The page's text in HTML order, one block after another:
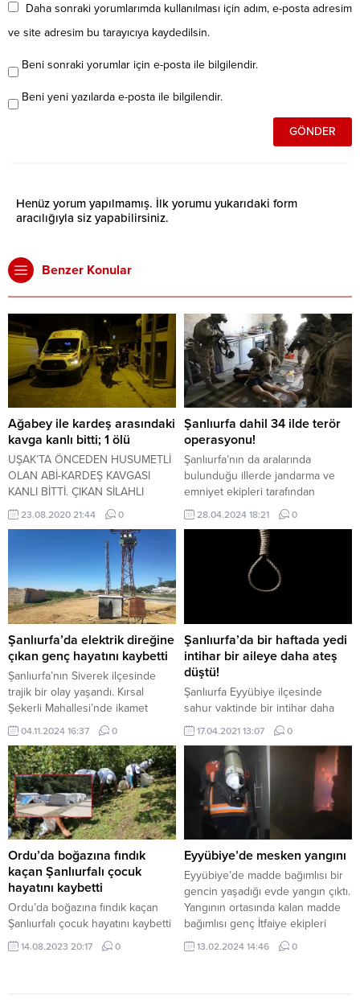
Daha sonraki yorumlarımda kullanılması için adım, e-posta adresim
ve site adresim bu tarayıcıya kaydedilsin.
Beni sonraki yorumlar için e-posta ile bilgilendir.
Beni yeni yazılarda e-posta ile bilgilendir.
Henüz yorum yapılmamış. İlk yorumu yukarıdaki form
aracılığıyla siz yapabilirsiniz.
Benzer Konular
Ağabey ile kardeş arasındaki
kavga kanlı bitti; 1 ölü
UŞAK’TA ÖNCEDEN HUSUMETLİ
OLAN ABİ-KARDEŞ KAVGASI
KANLI BİTTİ. ÇIKAN SİLAHLI
KAVGADA ABİ, KARDEŞİNİ
VURARAK ÖLDÜRDÜ.
23.08.2020 21:44 0
Şanlıurfa dahil 34 ilde terör
operasyonu!
Şanlıurfa’nın da aralarında
bulunduğu illerde jandarma ve
emniyet ekipleri tarafından
yapılan “Bozdoğan-30”
operasyonlarında 147 şüpheli
yakalandı. İçişleri Bakanı Ali
Yerlikaya, Bölücü Terör Örgütüne
(BTÖ) yönelik düzenlenen
“Bozdoğan-30” operasyonlarında
Komutanlıklarınca Adıyaman, Ağrı,
Aydın, Burdur, Diyarbakır, Edirne,
Erzurum, Gaziantep, Giresun,
Hatay, İstanbul, Kocaeli, Kilis,
Osmaniye, Rize,...
28.04.2024 18:21 0
Şanlıurfa’da elektrik direğine
çıkan genç hayatını kaybetti
Şanlıurfa’nın Siverek ilçesinde
trajik bir olay yaşandı. Kırsal
Şekerli Mahallesi’nde ikamet
eden 27 yaşındaki Sinan Karakan,
tarlasındaki elektrik arızasını
gidermek için çıktığı elektrik
direğinde akıma kapılarak hayatını
kaybetti. İddiaya göre, tarlasında
elektrik kesintisi yaşayan Karakan,
sorunu kendi imkanlarıyla çözmek
istedi. Elektrik direğine çıkan
genç, ne yazık ki akıma kapıldı.
Çevredekilerin...
04.11.2024 16:37 0
Şanlıurfa’da bir haftada yedi
intihar bir aileye daha ateş
düştü!
Şanlıurfa Eyyübiye ilçesinde
sahur vaktinde bir intihar daha
yaşandı. Son günlerde Şanlıurfa
ve ilçelerinde yedi intihar yaşandı.
17.04.2021 13:07 0
Ordu’da boğazına fındık
kaçan Şanlıurfalı çocuk
hayatını kaybetti
Ordu’da boğazına fındık kaçan
Şanlıurfalı çocuk hayatını kaybetti
14.08.2023 20:17 0
Eyyübiye’de mesken yangını
Eyyübiye’de madde bağımlısı bir
gencin yaşadığı evde yangın çıktı.
Yangının ortasında kalan madde
bağımlısı genç İtfaiye ekipleri
tarafından kurtarıldı. Yangın,
13.02.2024 14:46 0